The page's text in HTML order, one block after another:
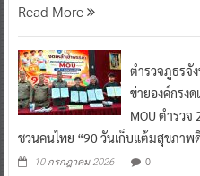
Read More
ตำรวจภูธรจั
ข่ายองค์กรง
MOU ตำรวจ
ชวนคนไทย “90 วันเก็บแต้มสุขภาพ
10 กรกฎาคม 2026 0